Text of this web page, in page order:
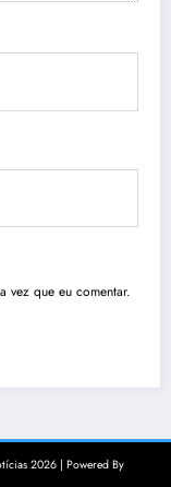
vez que eu comentar.
2026 | Powered By